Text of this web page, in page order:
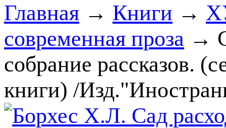
Главная → Книги →
современная проза →
собрание рассказов.
книги) /